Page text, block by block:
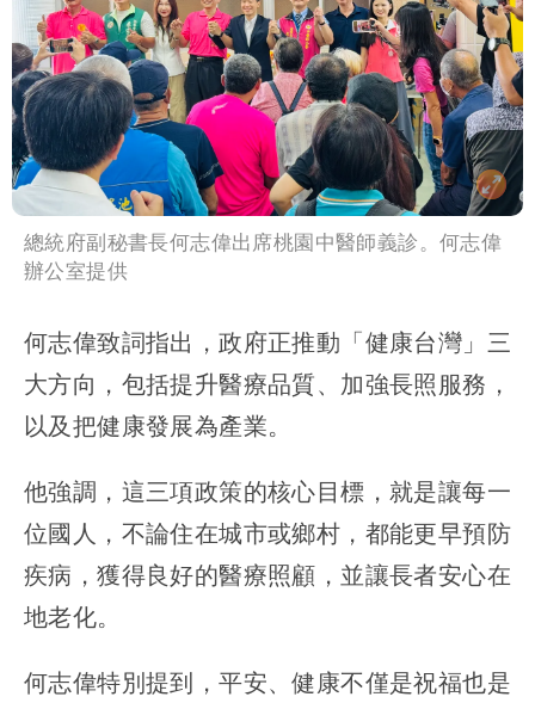
總統府副秘書長何志偉出席桃園中醫師義診。何志偉
辦公室提供
何志偉致詞指出，政府正推動「健康台灣」三
大方向，包括提升醫療品質、加強長照服務，
以及把健康發展為產業。
他強調，這三項政策的核心目標，就是讓每一
位國人，不論住在城市或鄉村，都能更早預防
疾病，獲得良好的醫療照顧，並讓長者安心在
地老化。
何志偉特別提到，平安、健康不僅是祝福也是